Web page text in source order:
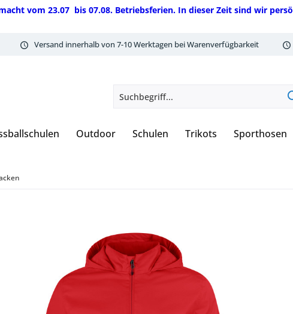
vom 23.07 bis 07.08. Betriebsferien. In dieser Zeit sind wir
Versand innerhalb von 7-10 Werktagen bei Warenverfügbarkeit
Outdoor Schulen Trikots Sporthosen